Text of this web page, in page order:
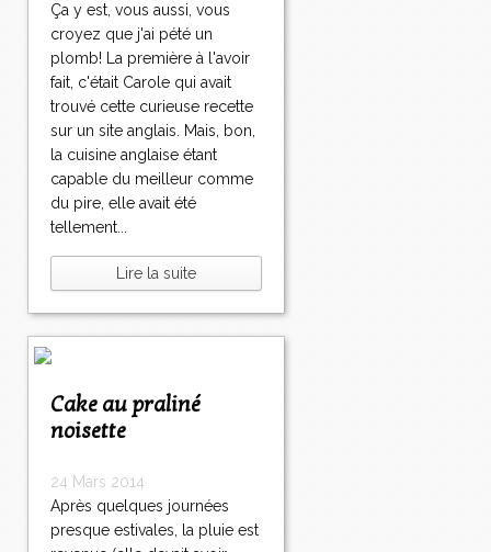
Ça y est, vous aussi, vous
croyez que j'ai pété un
plomb! La première à l'avoir
fait, c'était Carole qui avait
trouvé cette curieuse recette
sur un site anglais. Mais, bon,
la cuisine anglaise étant
capable du meilleur comme
du pire, elle avait été
tellement...
Lire la suite
Cake au praliné
noisette
24 Mars 2014
Après quelques journées
presque estivales, la pluie est